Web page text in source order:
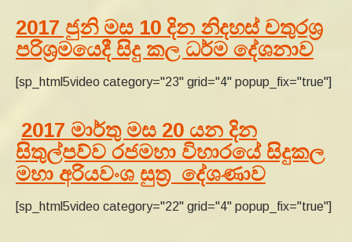
2017 ජුනි මස 10 දින නිදහස් චතුරශ්‍ර
පරිශ්‍රමයෙදී සිදු කල ධර්ම දේශනාව
[sp_html5video category="23" grid="4" popup_fix="true"]
2017 මාර්තු මස 20 යන දින
සිතුල්පව්ව රජමහා විහාරයේ සිදුකල
මහා අරියවංශ සුත්‍ර දේශණාව
[sp_html5video category="22" grid="4" popup_fix="true"]